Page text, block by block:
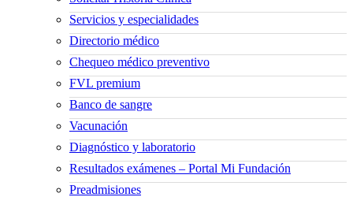
Servicios y especialidades
Directorio médico
Chequeo médico preventivo
FVL premium
Banco de sangre
Vacunación
Diagnóstico y laboratorio
Resultados exámenes – Portal Mi Fundación
Preadmisiones